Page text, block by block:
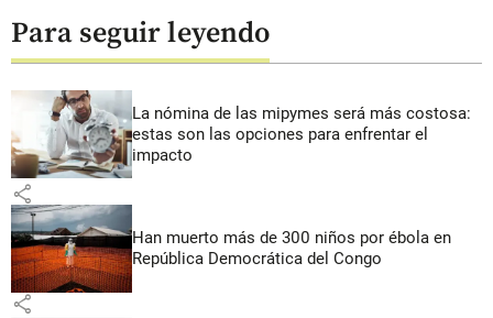
Para seguir leyendo
La nómina de las mipymes será más costosa:
estas son las opciones para enfrentar el
impacto
share
Han muerto más de 300 niños por ébola en
República Democrática del Congo
share